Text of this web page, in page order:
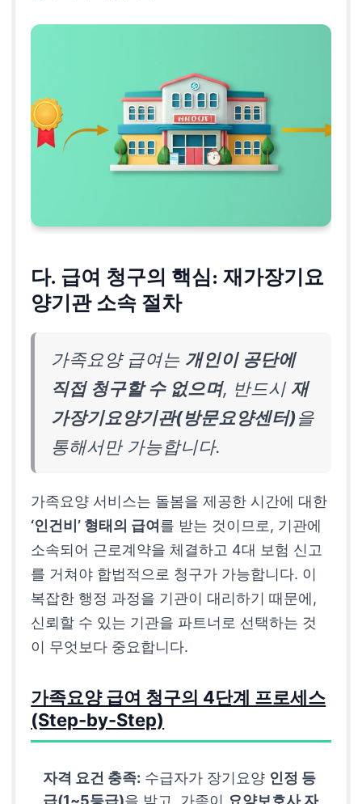
다. 급여 청구의 핵심: 재가장기요
양기관 소속 절차
가족요양 급여는 개인이 공단에
직접 청구할 수 없으며, 반드시재
가장기요양기관(방문요양센터)을
통해서만 가능합니다.
가족요양 서비스는 돌봄을 제공한 시간에 대한
‘인건비’ 형태의 급여를 받는 것이므로, 기관에
소속되어 근로계약을 체결하고 4대 보험 신고
를 거쳐야 합법적으로 청구가 가능합니다. 이
복잡한 행정 과정을 기관이 대리하기 때문에,
신뢰할 수 있는 기관을 파트너로 선택하는 것
이 무엇보다 중요합니다.
가족요양 급여 청구의 4단계 프로세스
(Step-by-Step)
자격 요건 충족: 수급자가 장기요양 인정 등
급(1~5등급)을 받고, 가족이 요양보호사 자